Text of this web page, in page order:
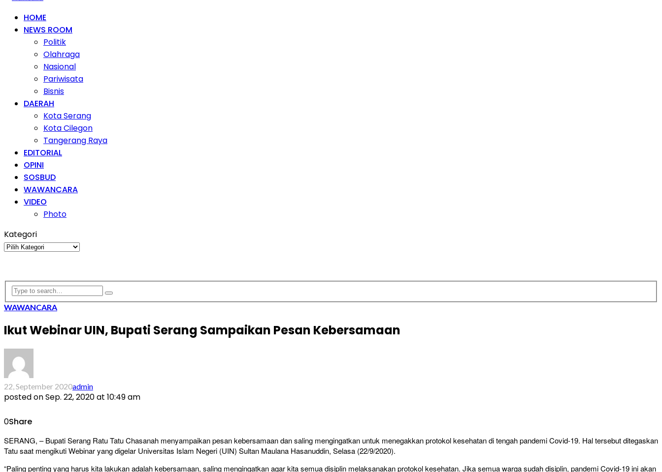
HOME
NEWS ROOM
Politik
Olahraga
Nasional
Pariwisata
Bisnis
DAERAH
Kota Serang
Kota Cilegon
Tangerang Raya
EDITORIAL
OPINI
SOSBUD
WAWANCARA
VIDEO
Photo
Kategori
Kategori
WAWANCARA
Ikut Webinar UIN, Bupati Serang Sampaikan Pesan Kebersamaan
22, September 2020admin
posted onSep. 22, 2020 at 10:49 am
0Share
SERANG, – Bupati Serang Ratu Tatu Chasanah menyampaikan pesan kebersamaan dan saling mengingatkan untuk menegakkan protokol kesehatan di tengah pandemi Covid-19. Hal tersebut ditegaskan
Tatu saat mengikuti Webinar yang digelar Universitas Islam Negeri (UIN) Sultan Maulana Hasanuddin, Selasa (22/9/2020).
“Paling penting yang harus kita lakukan adalah kebersamaan, saling mengingatkan agar kita semua disiplin melaksanakan protokol kesehatan. Jika semua warga sudah disiplin, pandemi Covid-19 ini akan